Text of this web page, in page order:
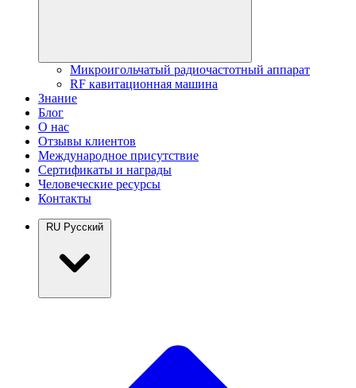
Микроигольчатый радиочастотный аппарат
RF кавитационная машина
Знание
Блог
О нас
Отзывы клиентов
Международное присутствие
Сертификаты и награды
Человеческие ресурсы
Контакты
RU Русский